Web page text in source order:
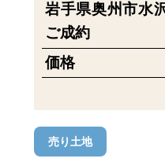
岩手県奥州市水
ご成約
価格
売り土地